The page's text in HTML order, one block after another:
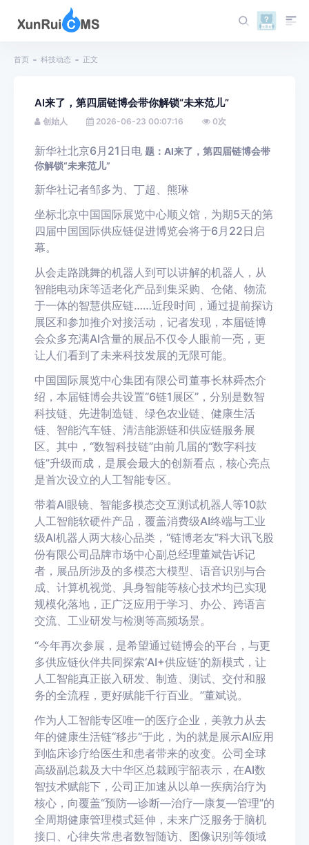
首页 科技动态 正文
AI来了，第四届链博会带你解锁“未来范儿”
创始人 2026-06-23 00:07:16 0次
新华社北京6月21日电 题：AI来了，第四届链博会带
你解锁“未来范儿”
新华社记者邹多为、丁超、熊琳
坐标北京中国国际展览中心顺义馆，为期5天的第
四届中国国际供应链促进博览会将于6月22日启
幕。
从会走路跳舞的机器人到可以讲解的机器人，从
智能电动床等适老化产品到集采购、仓储、物流
于一体的智慧供应链……近段时间，通过提前探访
展区和参加推介对接活动，记者发现，本届链博
会众多充满AI含量的展品不仅令人眼前一亮，更
让人们看到了未来科技发展的无限可能。
中国国际展览中心集团有限公司董事长林舜杰介
绍，本届链博会共设置“6链1展区”，分别是数智
科技链、先进制造链、绿色农业链、健康生活
链、智能汽车链、清洁能源链和供应链服务展
区。其中，“数智科技链”由前几届的“数字科技
链”升级而成，是展会最大的创新看点，核心亮点
是首次设立的人工智能专区。
带着AI眼镜、智能多模态交互测试机器人等10款
人工智能软硬件产品，覆盖消费级AI终端与工业
级AI机器人两大核心品类，“链博老友”科大讯飞股
份有限公司品牌市场中心副总经理董斌告诉记
者，展品所涉及的多模态大模型、语音识别与合
成、计算机视觉、具身智能等核心技术均已实现
规模化落地，正广泛应用于学习、办公、跨语言
交流、工业研发与检测等高频场景。
“今年再次参展，是希望通过链博会的平台，与更
多供应链伙伴共同探索‘AI+供应链’的新模式，让
人工智能真正嵌入研发、制造、测试、交付和服
务的全流程，更好赋能千行百业。”董斌说。
作为人工智能专区唯一的医疗企业，美敦力从去
年的健康生活链“移步”于此，为的就是展示AI应用
到临床诊疗给医生和患者带来的改变。公司全球
高级副总裁及大中华区总裁顾宇韶表示，在AI数
智技术赋能下，公司正加速从以单一疾病治疗为
核心，向覆盖“预防—诊断—治疗—康复—管理”的
全周期健康管理模式延伸，未来广泛服务于脑机
接口、心律失常患者数智随访、图像识别等领域